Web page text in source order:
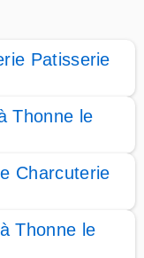
Patisserie
Thonne le
Charcuterie
Thonne le